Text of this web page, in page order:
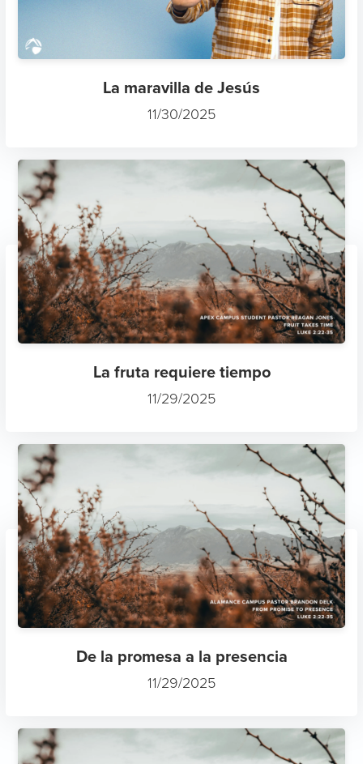
La maravilla de Jesús
11/30/2025
La fruta requiere tiempo
11/29/2025
De la promesa a la presencia
11/29/2025